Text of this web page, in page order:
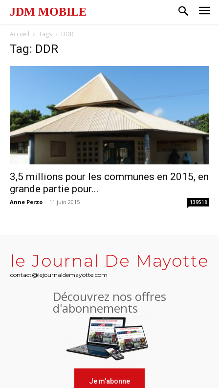
JDM MOBILE
Accueil Tags DDR
Tag: DDR
3,5 millions pour les communes en 2015, en
grande partie pour...
Anne Perzo - 11 juin 2015 139518
le Journal De Mayotte
contact@lejournaldemayotte.com
Découvrez nos offres
d'abonnements
Je m'abonne